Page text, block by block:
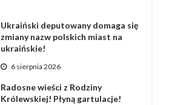
Ukraiński deputowany domaga się
zmiany nazw polskich miast na
ukraińskie!
6 sierpnia 2026
Radosne wieści z Rodziny
Królewskiej! Płyną gartulacje!